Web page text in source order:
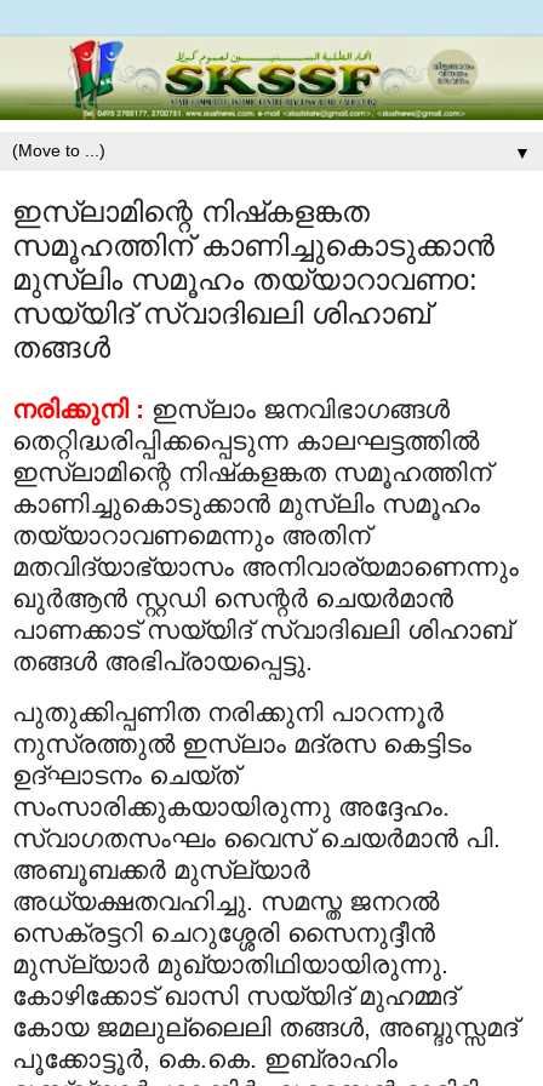
▼
ഇസ്‌ലാമിന്റെ നിഷ്‌കളങ്കത
സമൂഹത്തിന് കാണിച്ചുകൊടുക്കാന്‍
മുസ്‌ലിം സമൂഹം തയ്യാറാവണo:
സയ്യിദ് സ്വാദിഖലി ശിഹാബ്
തങ്ങള്‍
നരിക്കുനി : ഇസ്‌ലാം ജനവിഭാഗങ്ങള്‍
തെറ്റിദ്ധരിപ്പിക്കപ്പെടുന്ന കാലഘട്ടത്തില്‍
ഇസ്‌ലാമിന്റെ നിഷ്‌കളങ്കത സമൂഹത്തിന്
കാണിച്ചുകൊടുക്കാന്‍ മുസ്‌ലിം സമൂഹം
തയ്യാറാവണമെന്നും അതിന്
മതവിദ്യാഭ്യാസം അനിവാര്യമാണെന്നും
ഖുര്‍ആന്‍ സ്റ്റഡി സെന്റര്‍ ചെയര്‍മാന്‍
പാണക്കാട് സയ്യിദ് സ്വാദിഖലി ശിഹാബ്
തങ്ങള്‍ അഭിപ്രായപ്പെട്ടു.
പുതുക്കിപ്പണിത നരിക്കുനി പാറന്നൂര്‍
നുസ്രത്തുല്‍ ഇസ്‌ലാം മദ്രസ കെട്ടിടം
ഉദ്ഘാടനം ചെയ്ത്
സംസാരിക്കുകയായിരുന്നു അദ്ദേഹം.
സ്വാഗതസംഘം വൈസ് ചെയര്‍മാന്‍ പി.
അബൂബക്കര്‍ മുസ്‌ല്യാര്‍
അധ്യക്ഷതവഹിച്ചു. സമസ്ത ജനറല്‍
സെക്രട്ടറി ചെറുശ്ശേരി സൈനുദ്ദീന്‍
മുസ്‌ല്യാര്‍ മുഖ്യാതിഥിയായിരുന്നു.
കോഴിക്കോട് ഖാസി സയ്യിദ് മുഹമ്മദ്
കോയ ജമലുല്ലൈലി തങ്ങള്‍, അബ്ദുസ്സമദ്
പൂക്കോട്ടൂര്‍, കെ.കെ. ഇബ്രാഹിം